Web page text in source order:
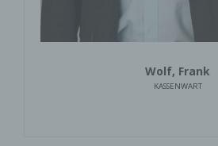
Wolf, Frank
KASSENWART